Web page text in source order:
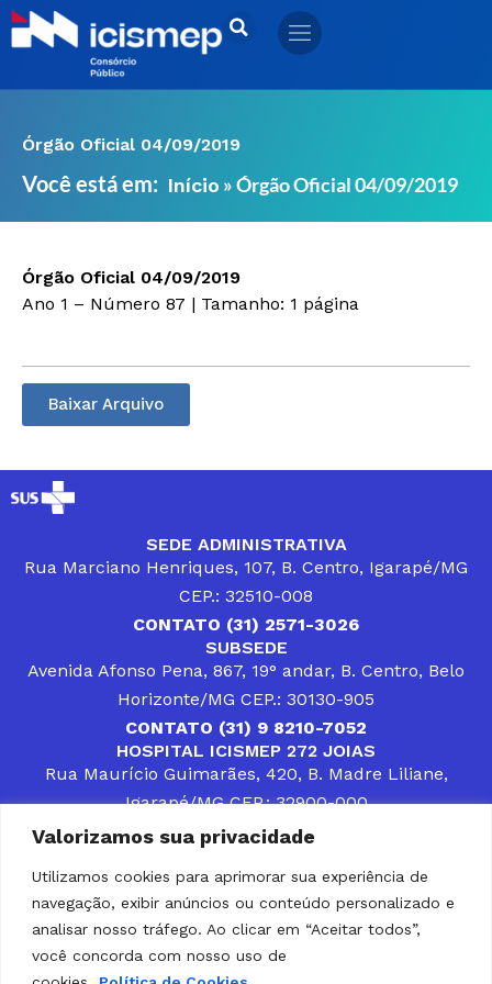
Valorizamos sua privacidade
Utilizamos cookies para aprimorar sua experiência de
navegação, exibir anúncios ou conteúdo personalizado e
analisar nosso tráfego. Ao clicar em “Aceitar todos”,
você concorda com nosso uso de
Ir
para
Órgão Oficial 04/09/2019
Você está em: Início »Órgão Oficial 04/09/2019
Órgão Oficial 04/09/2019
Ano 1 – Número 87 | Tamanho: 1 página
Baixar Arquivo
SEDE ADMINISTRATIVA
Rua Marciano Henriques, 107, B. Centro, Igarapé/MG
CEP.: 32510-008
CONTATO (31) 2571-3026
SUBSEDE
Avenida Afonso Pena, 867, 19° andar, B. Centro, Belo
Horizonte/MG CEP.: 30130-905
CONTATO (31) 9 8210-7052
HOSPITAL ICISMEP 272 JOIAS
Rua Maurício Guimarães, 420, B. Madre Liliane,
Igarapé/MG CEP.: 32900-000
CONTATOS (31) 3512-4400 ou (31) 9 8309-8660
DESENVOLVER SOLUÇÕES, AÇÕES E SERVIÇOS
PÚBLICOS QUE COMPLEMENTEM A ASSISTÊNCIA À
POPULAÇÃO DA REGIÃO EM QUE ATUA, SENDO
PARCEIRO DOS MUNICÍPIOS CONSORCIADOS NA
SOLUÇÃO DE DIFICULDADES ENFRENTADAS POR
GESTORES MUNICIPAIS, É O COMPROMISSO DO
ICISMEP.